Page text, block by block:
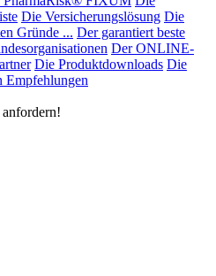
Die Versicherungslösung Die
Gründe ... Der garantiert beste
Der ONLINE-
Die Produktdownloads Die
Empfehlungen